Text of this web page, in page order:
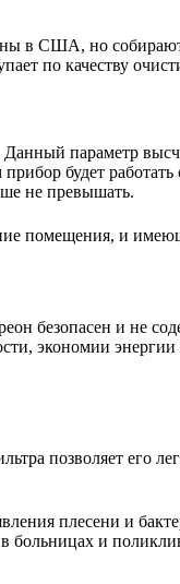
в США, но
по качеству
параметр
будет работать
не превышать.
помещения, и
безопасен и не
экономии
позволяет его
плесени и
больницах и